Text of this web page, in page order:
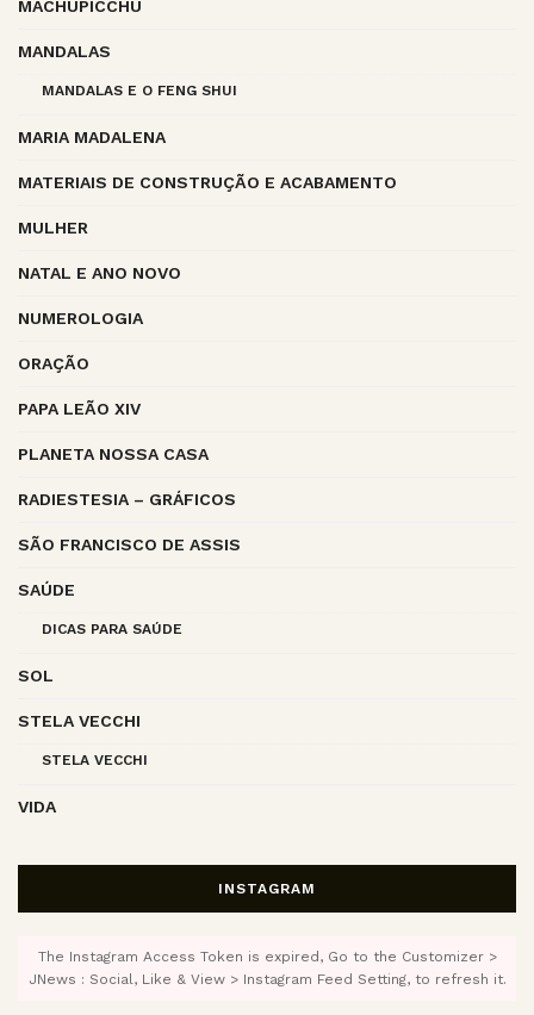
MACHUPICCHU
MANDALAS
MANDALAS E O FENG SHUI
MARIA MADALENA
MATERIAIS DE CONSTRUÇÃO E ACABAMENTO
MULHER
NATAL E ANO NOVO
NUMEROLOGIA
ORAÇÃO
PAPA LEÃO XIV
PLANETA NOSSA CASA
RADIESTESIA – GRÁFICOS
SÃO FRANCISCO DE ASSIS
SAÚDE
DICAS PARA SAÚDE
SOL
STELA VECCHI
STELA VECCHI
VIDA
INSTAGRAM
The Instagram Access Token is expired, Go to the Customizer >
JNews : Social, Like & View > Instagram Feed Setting, to refresh it.